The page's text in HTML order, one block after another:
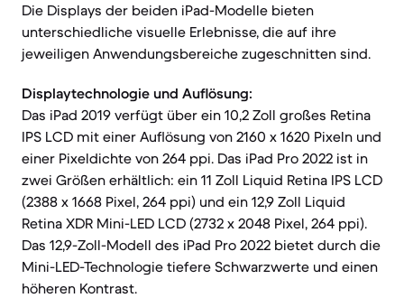
Die Displays der beiden iPad-Modelle bieten
unterschiedliche visuelle Erlebnisse, die auf ihre
jeweiligen Anwendungsbereiche zugeschnitten sind.
Displaytechnologie und Auflösung:
Das iPad 2019 verfügt über ein 10,2 Zoll großes Retina
IPS LCD mit einer Auflösung von 2160 x 1620 Pixeln und
einer Pixeldichte von 264 ppi. Das iPad Pro 2022 ist in
zwei Größen erhältlich: ein 11 Zoll Liquid Retina IPS LCD
(2388 x 1668 Pixel, 264 ppi) und ein 12,9 Zoll Liquid
Retina XDR Mini-LED LCD (2732 x 2048 Pixel, 264 ppi).
Das 12,9-Zoll-Modell des iPad Pro 2022 bietet durch die
Mini-LED-Technologie tiefere Schwarzwerte und einen
höheren Kontrast.